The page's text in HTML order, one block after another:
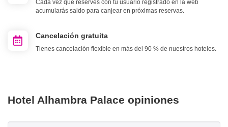
Cada vez que reserves con tu usuario registrado en la web
acumularás saldo para canjear en próximas reservas.
Cancelación gratuita
Tienes cancelación flexible en más del 90 % de nuestros hoteles.
Hotel Alhambra Palace opiniones